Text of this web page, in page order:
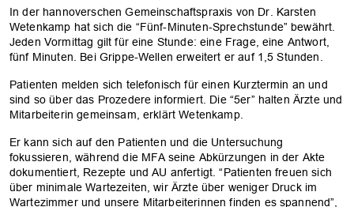
In der hannoverschen Gemeinschaftspraxis von Dr. Karsten
Wetenkamp hat sich die “Fünf-Minuten-Sprechstunde” bewährt.
Jeden Vormittag gilt für eine Stunde: eine Frage, eine Antwort,
fünf Minuten. Bei Grippe-Wellen erweitert er auf 1,5 Stunden.
Patienten melden sich telefonisch für einen Kurztermin an und
sind so über das Prozedere informiert. Die “5er” halten Ärzte und
Mitarbeiterin gemeinsam, erklärt Wetenkamp.
Er kann sich auf den Patienten und die Untersuchung
fokussieren, während die MFA seine Abkürzungen in der Akte
dokumentiert, Rezepte und AU anfertigt. “Patienten freuen sich
über minimale Wartezeiten, wir Ärzte über weniger Druck im
Wartezimmer und unsere Mitarbeiterinnen finden es spannend”,